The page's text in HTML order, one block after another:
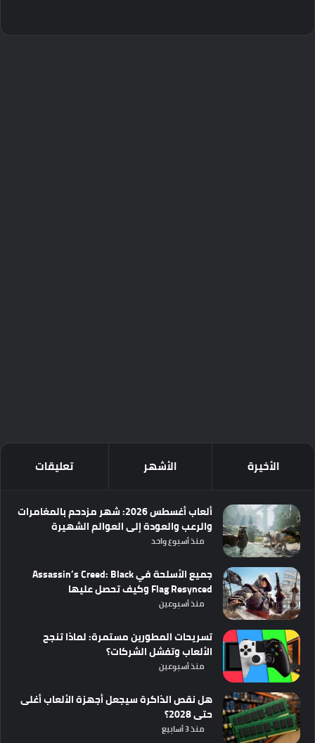
الأخيرة الأشهر تعليقات
ألعاب أغسطس 2026: شهر مزدحم بالمغامرات
والرعب والعودة إلى العوالم الشهيرة
منذ أسبوع واحد
جميع الأسلحة في Assassin’s Creed: Black
Flag Resynced وكيف تحصل عليها
منذ أسبوعين
تسريحات المطورين مستمرة: لماذا تنجح
الألعاب وتفشل الشركات؟
منذ أسبوعين
هل نقص الذاكرة سيجعل أجهزة الألعاب أغلى
حتى 2028؟
منذ 3 أسابيع